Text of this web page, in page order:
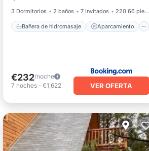
3 Dormitorios
2 baños 7 Invitados 220.66 pies²
Bañera de hidromasaje Aparcamiento
€232/noche
7 noches- €1,622 VER OFERTA